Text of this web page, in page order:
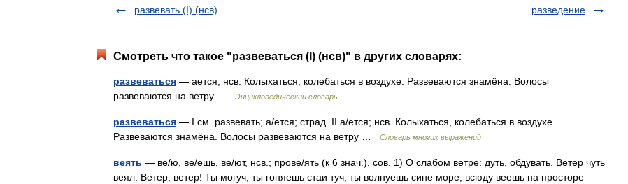
развевать (I) (нсв)
разведение
Смотреть что такое "развеваться (I) (нсв)" в других словарях:
развеваться — ается; нсв. Колыхаться, колебаться в воздухе. Развеваются знамёна. Волосы
развеваются на ветру …
Энциклопедический словарь
развеваться — I см. развевать; а/ется; страд. II а/ется; нсв. Колыхаться, колебаться в воздухе.
Развеваются знамёна. Волосы развеваются на ветру …
Словарь многих выражений
веять — ве/ю, ве/ешь, ве/ют, нсв.; прове/ять (к 6 знач.), сов. 1) О слабом ветре: дуть, обдувать. Ветер чуть
веял. Ветер, ветер! Ты могуч, ты гоняешь стаи туч, ты волнуешь сине море, всюду веешь на просторе